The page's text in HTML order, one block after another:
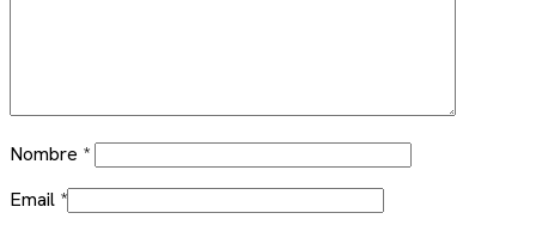
Nombre *
Email *